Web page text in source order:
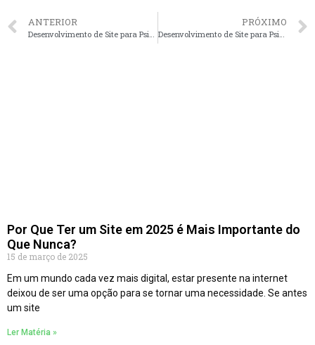
ANTERIOR
Desenvolvimento de Site para Psicologos em Uberlândia – MG faça seu orçamento
PRÓXIMO
Desenvolvimento de Site para Psicologos em Londrina – PR faça seu orçamento
Por Que Ter um Site em 2025 é Mais Importante do
Que Nunca?
15 de março de 2025
Em um mundo cada vez mais digital, estar presente na internet
deixou de ser uma opção para se tornar uma necessidade. Se antes
um site
Ler Matéria »